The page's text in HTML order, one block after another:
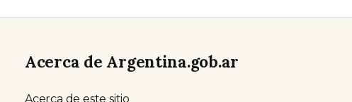
Acerca de Argentina.gob.ar
Acerca de este sitio